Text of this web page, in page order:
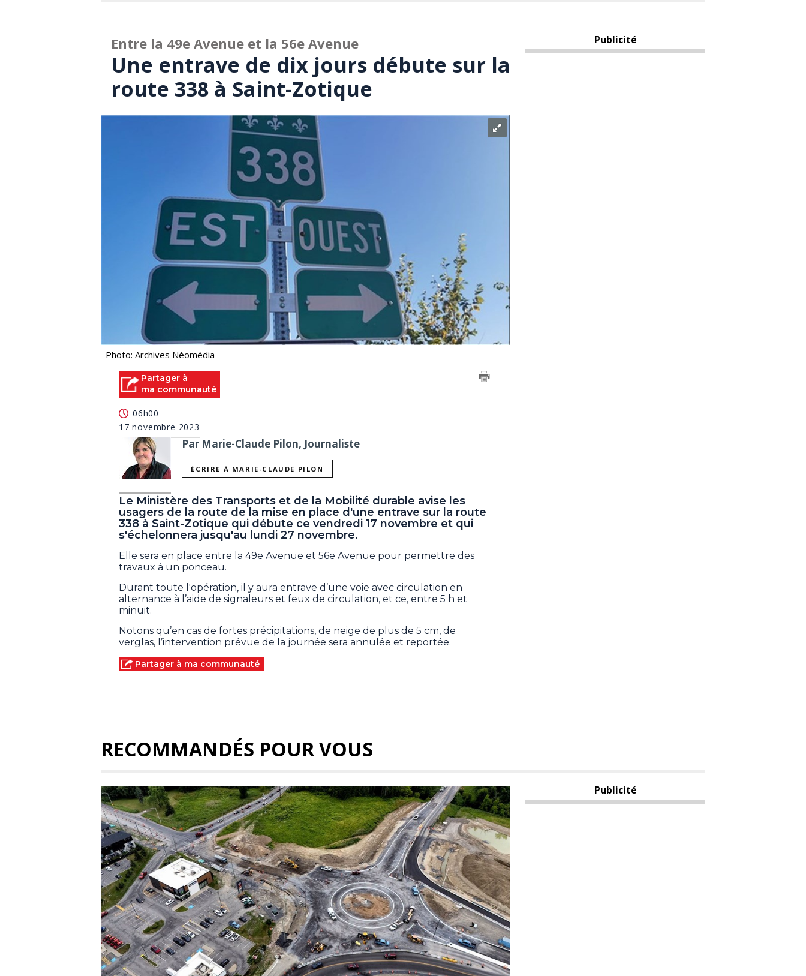
Entre la 49e Avenue et la 56e Avenue
Une entrave de dix jours débute sur la
route 338 à Saint-Zotique
Photo: Archives Néomédia
Partager à
ma communauté
06h00
17 novembre 2023
Par Marie-Claude Pilon, Journaliste
ÉCRIRE À MARIE-CLAUDE PILON
Le Ministère des Transports et de la Mobilité durable avise les
usagers de la route de la mise en place d'une entrave sur la route
338 à Saint-Zotique qui débute ce vendredi 17 novembre et qui
s'échelonnera jusqu'au lundi 27 novembre.
Elle sera en place entre la 49e Avenue et 56e Avenue pour permettre des
travaux à un ponceau.
Durant toute l'opération, il y aura entrave d’une voie avec circulation en
alternance à l’aide de signaleurs et feux de circulation, et ce, entre 5 h et
minuit.
Notons qu’en cas de fortes précipitations, de neige de plus de 5 cm, de
verglas, l’intervention prévue de la journée sera annulée et reportée.
Partager à ma communauté
Publicité
RECOMMANDÉS POUR VOUS
Publicité